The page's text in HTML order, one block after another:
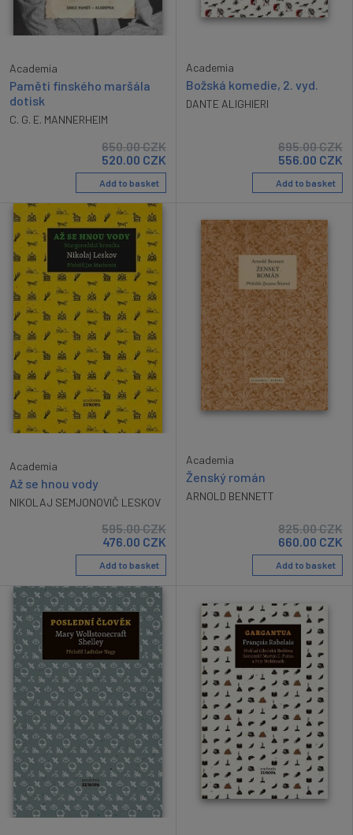
Academia
Paměti finského maršála
dotisk
C. G. E. MANNERHEIM
650.00CZK
520.00 CZK
Add to basket
Academia
Božská komedie, 2. vyd.
DANTE ALIGHIERI
695.00CZK
556.00 CZK
Add to basket
Academia
Až se hnou vody
NIKOLAJ SEMJONOVIČ LESKOV
595.00CZK
476.00 CZK
Add to basket
Academia
Ženský román
ARNOLD BENNETT
825.00CZK
660.00 CZK
Add to basket